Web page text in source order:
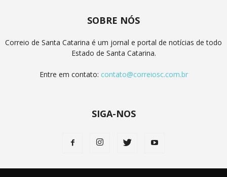
SOBRE NÓS
Correio de Santa Catarina é um jornal e portal de notícias de todo
Estado de Santa Catarina.
Entre em contato: contato@correiosc.com.br
SIGA-NOS